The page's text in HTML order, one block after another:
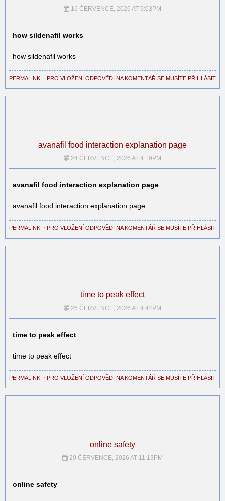
16 ČERVENCE, 2026 AT 9:03PM
how sildenafil works
how sildenafil works
PERMALINK ⋅ PRO VLOŽENÍ ODPOVĚDI NA KOMENTÁŘ SE MUSÍTE PŘIHLÁSIT
avanafil food interaction explanation page
24 ČERVENCE, 2026 AT 4:19PM
avanafil food interaction explanation page
avanafil food interaction explanation page
PERMALINK ⋅ PRO VLOŽENÍ ODPOVĚDI NA KOMENTÁŘ SE MUSÍTE PŘIHLÁSIT
time to peak effect
26 ČERVENCE, 2026 AT 4:44PM
time to peak effect
time to peak effect
PERMALINK ⋅ PRO VLOŽENÍ ODPOVĚDI NA KOMENTÁŘ SE MUSÍTE PŘIHLÁSIT
online safety
29 ČERVENCE, 2026 AT 11:13PM
online safety